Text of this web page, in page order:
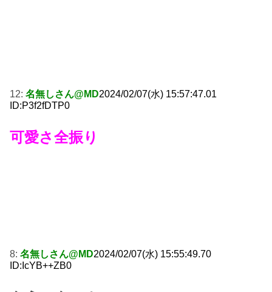
12: 名無しさん@MD2024/02/07(水) 15:57:47.01
ID:P3f2fDTP0
可愛さ全振り
8: 名無しさん@MD2024/02/07(水) 15:55:49.70
ID:IcYB++ZB0